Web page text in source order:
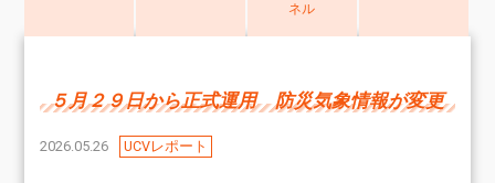
ネル
５月２９日から正式運用 防災気象情報が変更
2026.05.26 UCVレポート